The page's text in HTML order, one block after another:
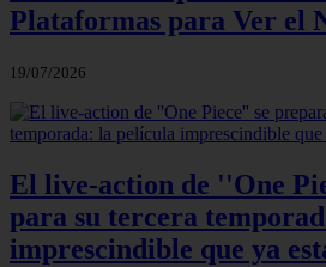
Plataformas para Ver el
19/07/2026
El live-action de ''One
para su tercera
imprescindible que ya